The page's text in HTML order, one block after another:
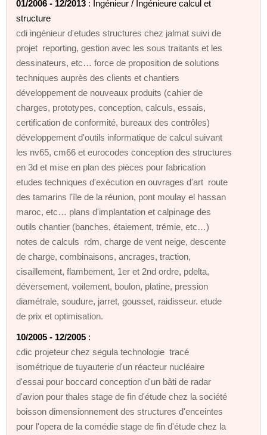
01/2006 - 12/2013 : Ingénieur / Ingénieure calcul et
structure
cdi ingénieur d'etudes structures chez jalmat suivi de
projet reporting, gestion avec les sous traitants et les
dessinateurs, etc… force de proposition de solutions
techniques auprès des clients et chantiers
développement de nouveaux produits (cahier de
charges, prototypes, conception, calculs, essais,
certification de conformité, bureaux des contrôles)
développement d'outils informatique de calcul suivant
les nv65, cm66 et eurocodes conception des structures
en 3d et mise en plan des pièces pour fabrication
etudes techniques d'exécution en ouvrages d'art route
des tamarins l'île de la réunion, pont moulay el hassan
maroc, etc… plans d'implantation et calpinage des
outils chantier (banches, étaiement, trémie, etc…)
notes de calculs rdm, charge de vent neige, descente
de charge, combinaisons, ancrages, traction,
cisaillement, flambement, 1er et 2nd ordre, pdelta,
déversement, voilement, boulon, platine, pression
diamétrale, soudure, jarret, gousset, raidisseur. etude
de prix et optimisation.
10/2005 - 12/2005 :
cdic projeteur chez segula technologie tracé
isométrique de tuyauterie d'un réacteur nucléaire
d'essai pour boccard conception d'un bâti de radar
d'avion pour thales stage de fin d'étude chez la société
boisson dimensionnement des structures d'enceintes
pour l'opera de la comédie stage de fin d'étude chez la